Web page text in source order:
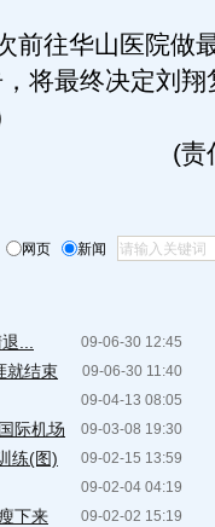
往华山医院做
将最终决定刘翔
(责
网页 新闻
09-06-30 12:45
...
09-06-30 11:40
就结束
09-04-13 08:05
09-03-08 19:30
际机场
09-02-15 13:59
练(图)
09-02-04 04:19
09-02-02 15:19
下来